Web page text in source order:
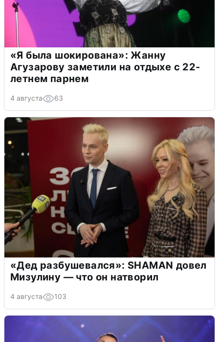
«Я была шокирована»: Жанну
Агузарову заметили на отдыхе с 22-
летнем парнем
4 августа 63
«Дед разбушевался»: SHAMAN довел
Мизулину — что он натворил
4 августа 103